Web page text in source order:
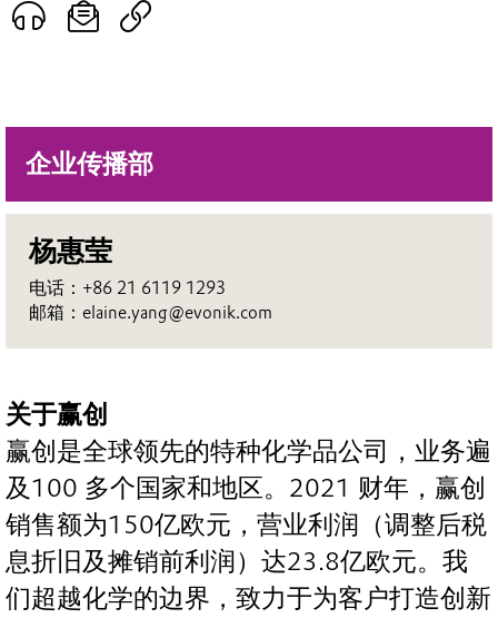
企业传播部
杨惠莹
电话：+86 21 6119 1293
邮箱：elaine.yang@evonik.com
关于赢创
赢创是全球领先的特种化学品公司，业务遍
及100 多个国家和地区。2021 财年，赢创
销售额为150亿欧元，营业利润（调整后税
息折旧及摊销前利润）达23.8亿欧元。我
们超越化学的边界，致力于为客户打造创新